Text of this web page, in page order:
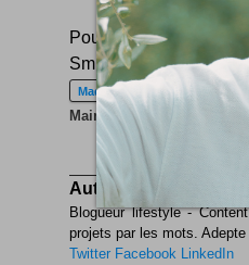
Pour voir toutes les
Smith rendez-vous sur
Maquettes Miniatures
Maintenant, à vous de
Auteur : Simon
Blogueur lifestyle -
projets par les mots.
Twitter Facebook LinkedIn